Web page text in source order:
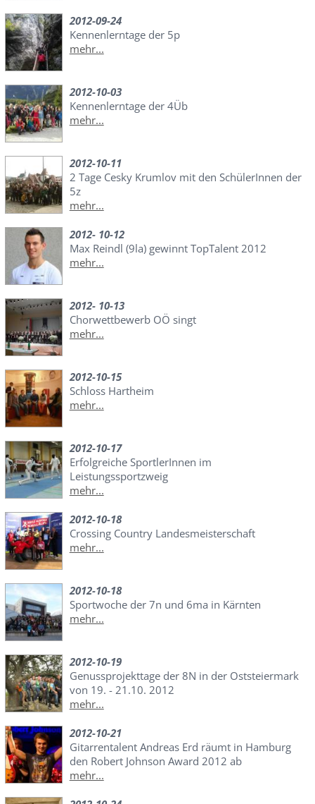
2012-09-24
Kennenlerntage der 5p
mehr...
2012-10-03
Kennenlerntage der 4Üb
mehr...
2012-10-11
2 Tage Cesky Krumlov mit den SchülerInnen der
5z
mehr...
2012- 10-12
Max Reindl (9la) gewinnt TopTalent 2012
mehr...
2012- 10-13
Chorwettbewerb OÖ singt
mehr...
2012-10-15
Schloss Hartheim
mehr...
2012-10-17
Erfolgreiche SportlerInnen im
Leistungssportzweig
mehr...
2012-10-18
Crossing Country Landesmeisterschaft
mehr...
2012-10-18
Sportwoche der 7n und 6ma in Kärnten
mehr...
2012-10-19
Genussprojekttage der 8N in der Oststeiermark
von 19. - 21.10. 2012
mehr...
2012-10-21
Gitarrentalent Andreas Erd räumt in Hamburg
den Robert Johnson Award 2012 ab
mehr...